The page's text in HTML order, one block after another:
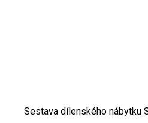
Sestava dílenského nábytku